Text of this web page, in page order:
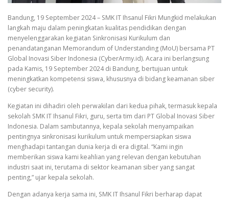
Bandung, 19 September 2024 – SMK IT Ihsanul Fikri Mungkid melakukan
langkah maju dalam peningkatan kualitas pendidikan dengan
menyelenggarakan kegiatan Sinkronisasi Kurikulum dan
penandatanganan Memorandum of Understanding (MoU) bersama PT
Global Inovasi Siber Indonesia (CyberArmy.id). Acara ini berlangsung
pada Kamis, 19 September 2024 di Bandung, bertujuan untuk
meningkatkan kompetensi siswa, khususnya di bidang keamanan siber
(cyber security).
Kegiatan ini dihadiri oleh perwakilan dari kedua pihak, termasuk kepala
sekolah SMK IT Ihsanul Fikri, guru, serta tim dari PT Global Inovasi Siber
Indonesia. Dalam sambutannya, kepala sekolah menyampaikan
pentingnya sinkronisasi kurikulum untuk mempersiapkan siswa
menghadapi tantangan dunia kerja di era digital. “Kami ingin
memberikan siswa kami keahlian yang relevan dengan kebutuhan
industri saat ini, terutama di sektor keamanan siber yang sangat
penting,” ujar kepala sekolah.
Dengan adanya kerja sama ini, SMK IT Ihsanul Fikri berharap dapat